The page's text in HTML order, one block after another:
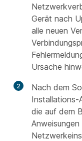
Gerät nach
alle neuen
Ursache
2
Nach dem
Installations-
die auf dem